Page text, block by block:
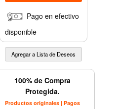
Pago en efectivo
disponible
100% de Compra
Protegida.
Productos originales | Pagos